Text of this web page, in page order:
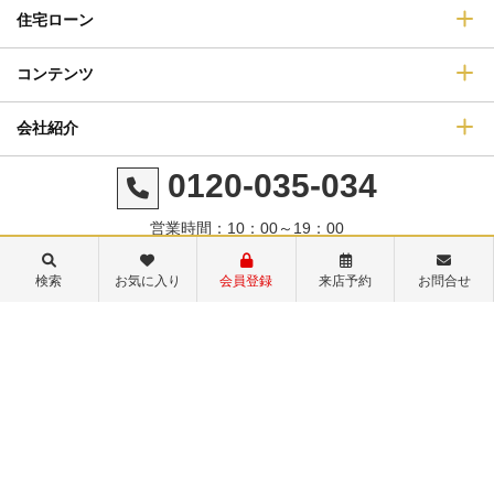
住宅ローン
コンテンツ
会社紹介
0120-035-034
営業時間：10：00～19：00
検索 お気に入り 会員登録 来店予約 お問合せ